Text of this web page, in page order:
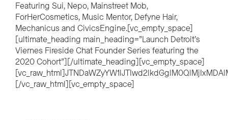
Featuring Sui, Nepo, Mainstreet Mob,
ForHerCosmetics, Music Mentor, Defyne Hair,
Mechanicus and CivicsEngine.[vc_empty_space]
[ultimate_heading main_heading=”Launch Detroit’s
Viernes Fireside Chat Founder Series featuring the
2020 Cohort”][/ultimate_heading][vc_empty_space]
[/vc_raw_html][vc_empty_space]